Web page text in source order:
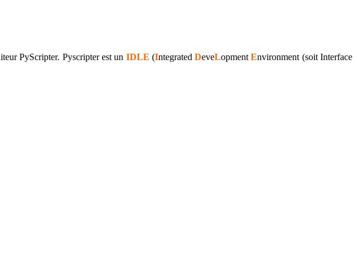
PyScripter. Pyscripter est un IDLE (IntegratedDeveLopmentEnvironment (soit Interface